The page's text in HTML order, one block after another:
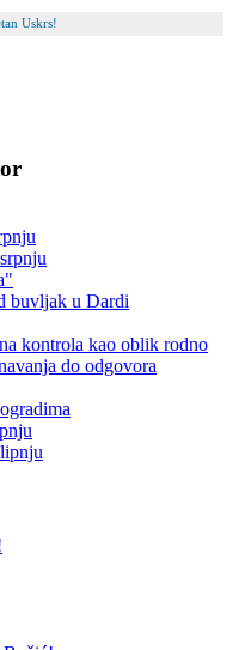
Uskrs!
buvljak u Dardi
kontrola kao oblik rodno
do odgovora